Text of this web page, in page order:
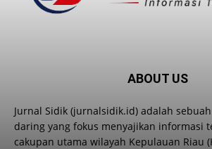
ABOUT US
Jurnal Sidik (jurnalsidik.id) adalah
daring yang fokus menyajikan informasi
cakupan utama wilayah Kepulauan Riau